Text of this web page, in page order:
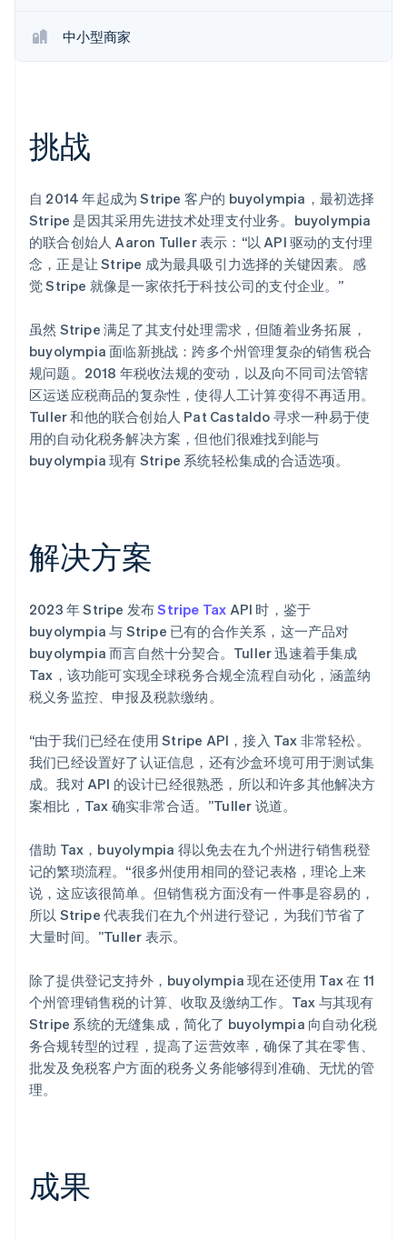
Identity
立即观看
中小型商家
挑战
自 2014 年起成为 Stripe 客户的 buyolympia，最初选择
Stripe 是因其采用先进技术处理支付业务。buyolympia
的联合创始人 Aaron Tuller 表示：“以 API 驱动的支付理
念，正是让 Stripe 成为最具吸引力选择的关键因素。感
觉 Stripe 就像是一家依托于科技公司的支付企业。”
虽然 Stripe 满足了其支付处理需求，但随着业务拓展，
buyolympia 面临新挑战：跨多个州管理复杂的销售税合
规问题。2018 年税收法规的变动，以及向不同司法管辖
区运送应税商品的复杂性，使得人工计算变得不再适用。
Tuller 和他的联合创始人 Pat Castaldo 寻求一种易于使
用的自动化税务解决方案，但他们很难找到能与
buyolympia 现有 Stripe 系统轻松集成的合适选项。
解决方案
2023 年 Stripe 发布Stripe Tax API 时，鉴于
buyolympia 与 Stripe 已有的合作关系，这一产品对
buyolympia 而言自然十分契合。Tuller 迅速着手集成
Tax，该功能可实现全球税务合规全流程自动化，涵盖纳
税义务监控、申报及税款缴纳。
“由于我们已经在使用 Stripe API，接入 Tax 非常轻松。
我们已经设置好了认证信息，还有沙盒环境可用于测试集
成。我对 API 的设计已经很熟悉，所以和许多其他解决方
案相比，Tax 确实非常合适。”Tuller 说道。
借助 Tax，buyolympia 得以免去在九个州进行销售税登
记的繁琐流程。“很多州使用相同的登记表格，理论上来
说，这应该很简单。但销售税方面没有一件事是容易的，
所以 Stripe 代表我们在九个州进行登记，为我们节省了
大量时间。”Tuller 表示。
除了提供登记支持外，buyolympia 现在还使用 Tax 在 11
个州管理销售税的计算、收取及缴纳工作。Tax 与其现有
Stripe 系统的无缝集成，简化了 buyolympia 向自动化税
务合规转型的过程，提高了运营效率，确保了其在零售、
批发及免税客户方面的税务义务能够得到准确、无忧的管
理。
成果